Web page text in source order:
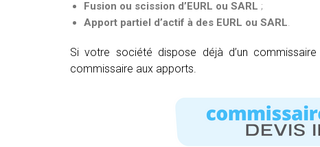
Fusion ou scission d’EURL ou SARL ;
Apport partiel d’actif à des EURL ou SARL.
Si votre société dispose déjà d’un
commissaire aux apports.